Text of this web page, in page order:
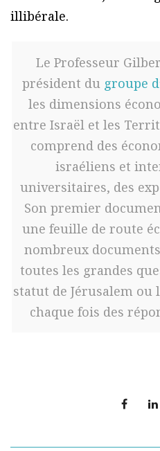
illibérale.
Le Professeur
président du groupe
les dimensions
entre Israël et les
comprend des
israéliens et
universitaires, des
Son premier
une feuille de route
nombreux
toutes les grandes
statut de Jérusalem ou
chaque fois des